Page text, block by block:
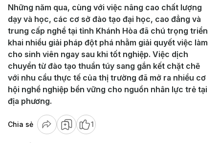
Những năm qua, cùng với việc nâng cao chất lượng
dạy và học, các cơ sở đào tạo đại học, cao đẳng và
trung cấp nghề tại tỉnh Khánh Hòa đã chú trọng triển
khai nhiều giải pháp đột phá nhằm giải quyết việc làm
cho sinh viên ngay sau khi tốt nghiệp. Việc dịch
chuyển từ đào tạo thuần túy sang gắn kết chặt chẽ
với nhu cầu thực tế của thị trường đã mở ra nhiều cơ
hội nghề nghiệp bền vững cho nguồn nhân lực trẻ tại
địa phương.
Chia sẻ 1